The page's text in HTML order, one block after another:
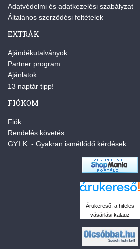
Adatvédelmi és adatkezelési szabályzat
Általános szerződési feltételek
EXTRÁK
Ajándékutalványok
Partner program
Ajánlatok
13 naptár tipp!
FIÓKOM
Fiók
Rendelés követés
GY.I.K. - Gyakran ismétlődő kérdések
Árukereső, a hiteles
vásárlási kalauz